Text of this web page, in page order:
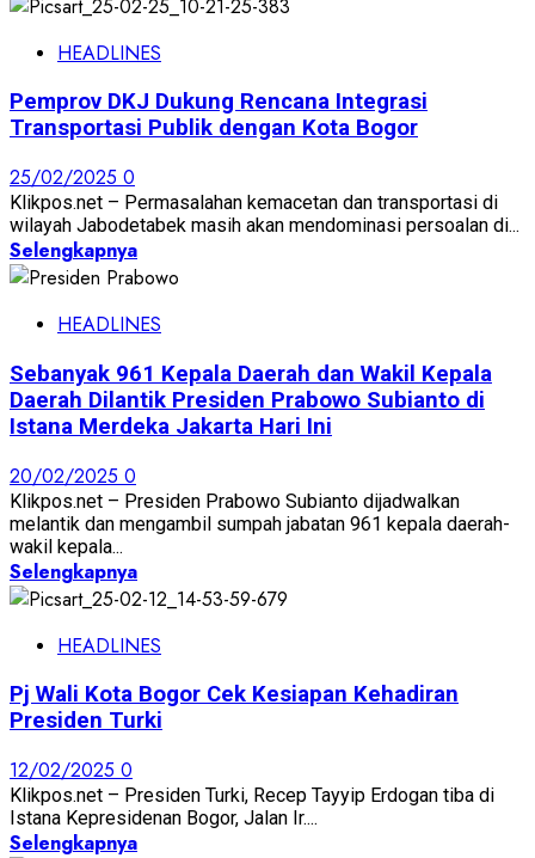
HEADLINES
Pemprov DKJ Dukung Rencana Integrasi
Transportasi Publik dengan Kota Bogor
25/02/2025 0
Klikpos.net – Permasalahan kemacetan dan transportasi di
wilayah Jabodetabek masih akan mendominasi persoalan di...
Selengkapnya
HEADLINES
Sebanyak 961 Kepala Daerah dan Wakil Kepala
Daerah Dilantik Presiden Prabowo Subianto di
Istana Merdeka Jakarta Hari Ini
20/02/2025 0
Klikpos.net – Presiden Prabowo Subianto dijadwalkan
melantik dan mengambil sumpah jabatan 961 kepala daerah-
wakil kepala...
Selengkapnya
HEADLINES
Pj Wali Kota Bogor Cek Kesiapan Kehadiran
Presiden Turki
12/02/2025 0
Klikpos.net – Presiden Turki, Recep Tayyip Erdogan tiba di
Istana Kepresidenan Bogor, Jalan Ir....
Selengkapnya